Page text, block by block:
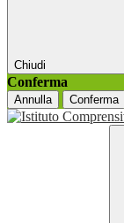
Chiudi
Conferma
Annulla Conferma